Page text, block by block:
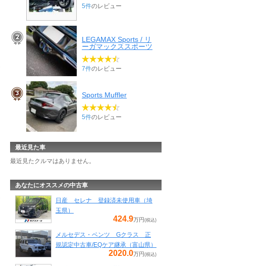
5件のレビュー
LEGAMAX Sports / リ
ーガマックススポーツ
7件のレビュー
Sports Muffler
5件のレビュー
最近見た車
最近見たクルマはありません。
あなたにオススメの中古車
日産 セレナ 登録済未使用車（埼
玉県）
424.9万円(税込)
メルセデス・ベンツ Gクラス 正
規認定中古車/EQケア継承（富山県）
2020.0万円(税込)